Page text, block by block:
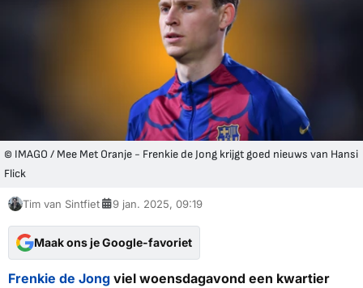
© IMAGO / Mee Met Oranje - Frenkie de Jong krijgt goed nieuws van Hansi
Flick
Tim van Sintfiet 9 jan. 2025, 09:19
Maak ons je Google-favoriet
Frenkie de Jong viel woensdagavond een kwartier